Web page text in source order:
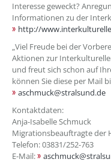
Interesse geweckt?
Informationen zu der
http://
„Viel Freude bei der
Aktionen zur
und freut sich schon auf
können Sie diese per Mail
aschmuck@stralsund.de
Kontaktdaten:
Anja-Isabelle Schmuck
Migrationsbeauftragte der
Telefon: 03831/252-
E-Mail: